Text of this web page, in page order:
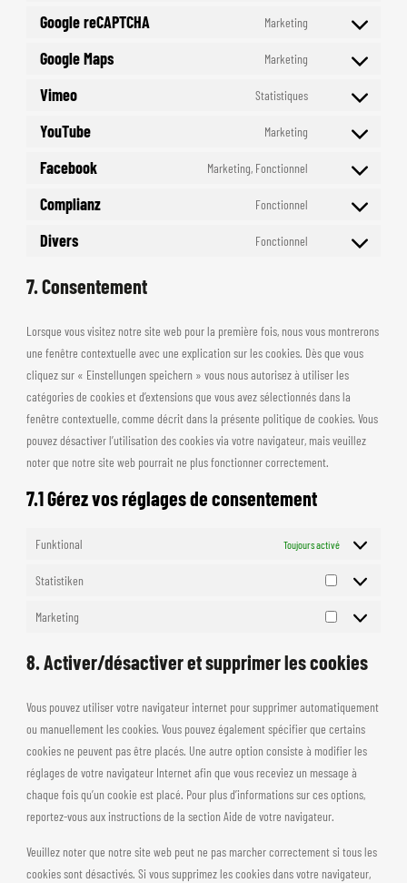
google-
Google reCAPTCHA Marketing
Consent
google-
Google Maps Marketing
Consent
google-
Vimeo Statistiques
Consent
YouTube Marketing
Consent
youtube
Facebook Marketing, Fonctionnel
Consent
facebook
Complianz Fonctionnel
Consent
Divers Fonctionnel
Consent
7. Consentement
Lorsque vous visitez notre site web pour la première fois, nous vous montrerons
une fenêtre contextuelle avec une explication sur les cookies. Dès que vous
cliquez sur « Einstellungen speichern » vous nous autorisez à utiliser les
catégories de cookies et d’extensions que vous avez sélectionnés dans la
fenêtre contextuelle, comme décrit dans la présente politique de cookies. Vous
pouvez désactiver l’utilisation des cookies via votre navigateur, mais veuillez
noter que notre site web pourrait ne plus fonctionner correctement.
7.1 Gérez vos réglages de consentement
Funktional Toujours activé
Statistiken
Statistiken
Marketing
Marketing
8. Activer/désactiver et supprimer les cookies
Vous pouvez utiliser votre navigateur internet pour supprimer automatiquement
ou manuellement les cookies. Vous pouvez également spécifier que certains
cookies ne peuvent pas être placés. Une autre option consiste à modifier les
réglages de votre navigateur Internet afin que vous receviez un message à
chaque fois qu’un cookie est placé. Pour plus d’informations sur ces options,
reportez-vous aux instructions de la section Aide de votre navigateur.
Veuillez noter que notre site web peut ne pas marcher correctement si tous les
cookies sont désactivés. Si vous supprimez les cookies dans votre navigateur,